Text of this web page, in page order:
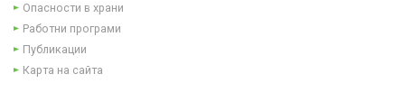
Опасности в храни
Работни програми
Публикации
Карта на сайта